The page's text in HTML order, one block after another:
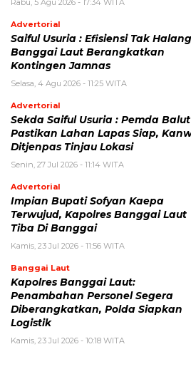
Rabu, 5 Agu 2026 - 17:34 WITA
Advertorial
Saiful Usuria : Efisiensi Tak
Banggai Laut Berangkatkan
Kontingen Jamnas
Selasa, 4 Agu 2026 - 11:25 WITA
Advertorial
Sekda Saiful Usuria : Pemda Balut
Pastikan Lahan Lapas Siap,
Ditjenpas Tinjau Lokasi
Senin, 27 Jul 2026 - 11:14 WITA
Advertorial
Impian Bupati Sofyan Kaepa
Terwujud, Kapolres Banggai Laut
Tiba Di Banggai
Kamis, 23 Jul 2026 - 11:56 WITA
Banggai Laut
Kapolres Banggai Laut:
Penambahan Personel Segera
Diberangkatkan, Polda Siapkan
Logistik
Kamis, 23 Jul 2026 - 10:18 WITA